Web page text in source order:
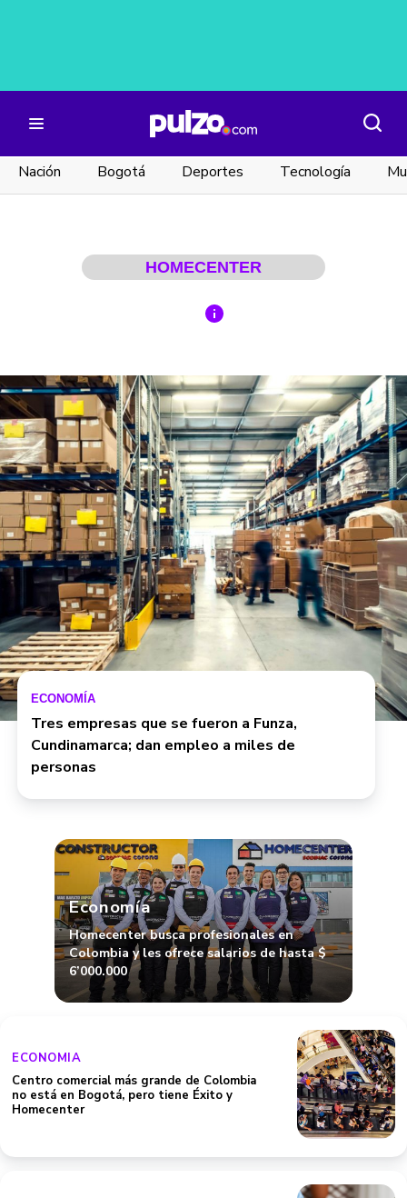
Nación Bogotá Deportes Tecnología
HOMECENTER
ECONOMÍA
Tres empresas que se fueron a Funza,
Cundinamarca; dan empleo a miles de
personas
Economía
Homecenter busca profesionales en
Colombia y les ofrece salarios de hasta $
6’000.000
ECONOMIA
Centro comercial más grande de Colombia
no está en Bogotá, pero tiene Éxito y
Homecenter